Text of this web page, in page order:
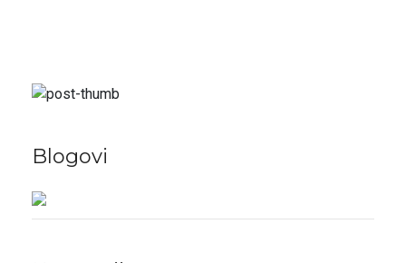
Blogovi